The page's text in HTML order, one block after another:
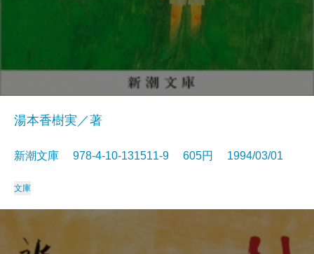
湯本香樹実／著
新潮文庫 978-4-10-131511-9 605円 1994/03/01
文庫